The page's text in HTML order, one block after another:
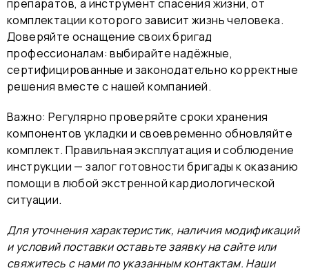
препаратов, а инструмент спасения жизни, от
комплектации которого зависит жизнь человека.
Доверяйте оснащение своих бригад
профессионалам: выбирайте надёжные,
сертифицированные и законодательно корректные
решения вместе с нашей компанией.
Важно: Регулярно проверяйте сроки хранения
компонентов укладки и своевременно обновляйте
комплект. Правильная эксплуатация и соблюдение
инструкции — залог готовности бригады к оказанию
помощи в любой экстренной кардиологической
ситуации.
Для уточнения характеристик, наличия модификаций
и условий поставки оставьте заявку на сайте или
свяжитесь с нами по указанным контактам. Наши